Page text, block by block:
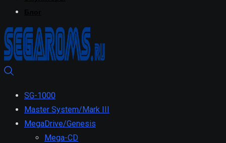
SG-1000
Master System/Mark III
MegaDrive/Genesis
Mega-CD